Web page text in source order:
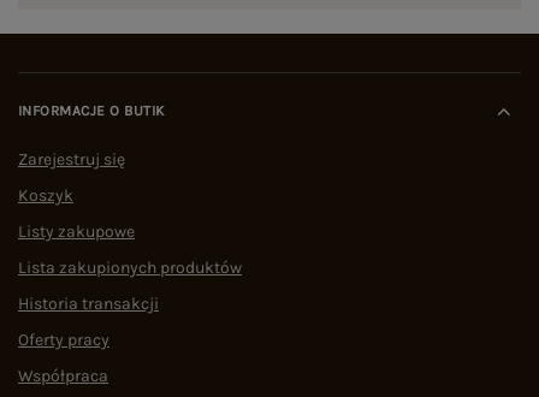
INFORMACJE O BUTIK
Zarejestruj się
Koszyk
Listy zakupowe
Lista zakupionych produktów
Historia transakcji
Oferty pracy
Współpraca